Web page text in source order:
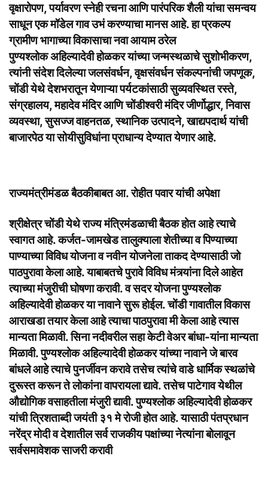
वृक्षारोपण, पर्यावरण स्नेही रचना आणि पारंपरिक शैली यांचा समन्वय
साधून एक मॉडेल गाव उभं करण्याचा मानस आहे. हा प्रकल्प
ग्रामीण भागाच्या विकासाचा नवा आयाम ठरेल
पुण्यश्लोक अहिल्यादेवी होळकर यांच्या जन्मस्थळाचे सुशोभीकरण,
त्यांनी संदेश दिलेल्या जलसंवर्धन, वृक्षसंवर्धन संकल्पनांची जपणूक,
चोंडी येथे देशभरातून येणाऱ्या पर्यटकांसाठी सुव्यवस्थित रस्ते,
संग्रहालय, महादेव मंदिर आणि चोंडीश्वरी मंदिर जीर्णोद्धार, निवास
व्यवस्था, सुसज्ज वाहनतळ, स्थानिक उत्पादने, खाद्यपदार्थ यांची
बाजारपेठ या सोयीसुविधांना प्राधान्य देण्यात येणार आहे.
राज्यमंत्रीमंडळ बैठकीबाबत आ. रोहीत पवार यांची अपेक्षा
श्रीक्षेत्र चोंडी येथे राज्य मंत्रिमंडळाची बैठक होत आहे त्याचे
स्वागत आहे. कर्जत-जामखेड तालुक्याला शेतीच्या व पिण्याच्या
पाण्याच्या विविध योजना व नवीन योजनेला ताकद देण्यासाठी जो
पाठपुरावा केला आहे. याबाबतचे पुरावे विविध मंत्र्यांना दिले आहेत
त्याच्या मंजुरीची घोषणा करावी. व सदर योजना पुण्यश्लोक
अहिल्यादेवी होळकर या नावाने सुरू होईल. चोंडी गावातील विकास
आराखडा तयार केला आहे त्याचा पाठपुरावा मी केला आहे त्यास
मान्यता मिळावी. सिना नदीवरील सहा केटी वेअर बांधा-यांना मान्यता
मिळावी. पुण्यश्लोक अहिल्यादेवी होळकर यांच्या नावाने जे बारव
बांधले आहे त्याचे पुनर्जीवन करावे तसेच त्यांचे वाडे धार्मिक स्थळांचे
दुरूस्त करून ते लोकांना वापरायला द्यावे. तसेच पाटेगाव येथील
औद्योगिक वसाहतीला मंजुरी द्यावी. पुण्यश्लोक अहिल्यादेवी होळकर
यांची त्रिशताब्दी जयंती ३१ मे रोजी होत आहे. यासाठी पंतप्रधान
नरेंद्र मोदी व देशातील सर्व राजकीय पक्षांच्या नेत्यांना बोलावून
सर्वसमावेशक साजरी करावी